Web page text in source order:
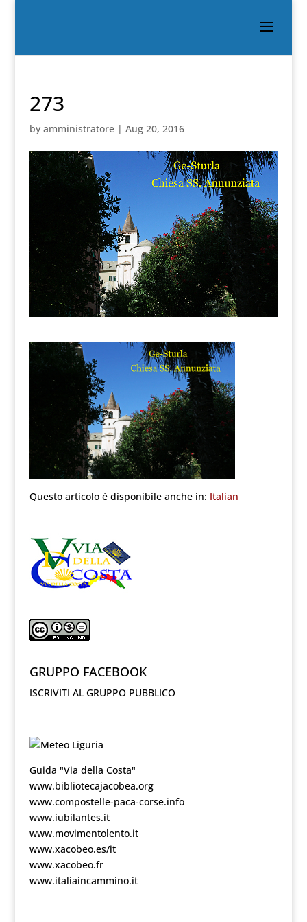
273
by amministratore| Aug 20, 2016
Questo articolo è disponibile anche in: Italian
GRUPPO FACEBOOK
ISCRIVITI AL GRUPPO PUBBLICO
Guida "Via della Costa"
www.bibliotecajacobea.org
www.compostelle-paca-corse.info
www.iubilantes.it
www.movimentolento.it
www.xacobeo.es/it
www.xacobeo.fr
www.italiaincammino.it